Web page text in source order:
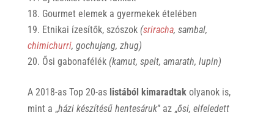
Gourmet elemek a gyermekek ételében
Etnikai ízesítők, szószok(sriracha, sambal,
chimichurri, gochujang, zhug)
Ősi gabonafélék (kamut, spelt, amarath, lupin)
A 2018-as Top 20-as listából kimaradtakolyanok is,
mint a „házi készítésű hentesáruk” az „ősi, elfeledett